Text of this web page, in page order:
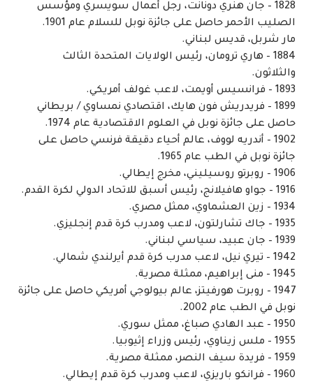
1828 – جان هنري دونانت، رجل أعمال سويسري ومؤسس
الصليب الأحمر حاصل على جائزة نوبل للسلام عام 1901.
مار شربل، قديس لبناني.
1884 – هاري ترومان، رئيس الولايات المتحدة الثالث
والثلاثون.
1893 – فرانسيس أويمت، لاعب غولف أمريكي.
1899 – فريدريش فون هايك، اقتصادي نمساوي / بريطاني
حاصل على جائزة نوبل في العلوم الاقتصادية عام 1974.
1902 – أندريه لووف، عالم أحياء دقيقة فرنسي حاصل على
جائزة نوبل في الطب عام 1965.
1906 – روبرتو روسيليني، مخرج إيطالي.
1916 – جواو هافيلانج، رئيس أسبق للاتحاد الدولي لكرة القدم.
1934 – زين العشماوي، ممثل مصري.
1935 – جاك تشارلتون، لاعب ومدرب كرة قدم إنجليزي.
1939 – جان عبيد، سياسي لبناني.
1942 – تيري نيل، لاعب مدرب كرة قدم أيرلندي شمالي.
1945 – منى إبراهيم، ممثلة مصرية.
1947 – روبرت هورفيتز، عالم بيولوجي أمريكي حاصل على جائزة
نوبل في الطب عام 2002.
1950 – عبد الهادي صباغ، ممثل سوري.
1955 – ملس زيناوي، رئيس وزراء إثيوبيا.
1959 – فريدة سيف النصر، ممثلة مصرية.
1960 – فرانكو باريزي، لاعب ومدرب كرة قدم إيطالي.